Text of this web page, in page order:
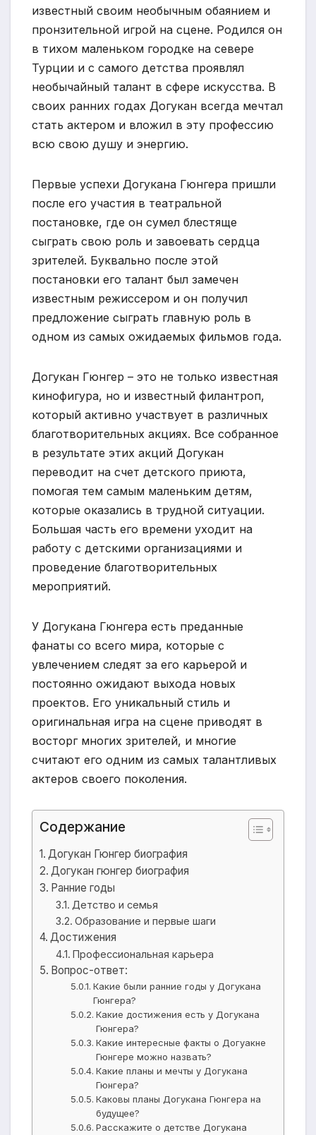
известный своим необычным обаянием и
пронзительной игрой на сцене. Родился он
в тихом маленьком городке на севере
Турции и с самого детства проявлял
необычайный талант в сфере искусства. В
своих ранних годах Догукан всегда мечтал
стать актером и вложил в эту профессию
всю свою душу и энергию.
Первые успехи Догукана Гюнгера пришли
после его участия в театральной
постановке, где он сумел блестяще
сыграть свою роль и завоевать сердца
зрителей. Буквально после этой
постановки его талант был замечен
известным режиссером и он получил
предложение сыграть главную роль в
одном из самых ожидаемых фильмов года.
Догукан Гюнгер – это не только известная
кинофигура, но и известный филантроп,
который активно участвует в различных
благотворительных акциях. Все собранное
в результате этих акций Догукан
переводит на счет детского приюта,
помогая тем самым маленьким детям,
которые оказались в трудной ситуации.
Большая часть его времени уходит на
работу с детскими организациями и
проведение благотворительных
мероприятий.
У Догукана Гюнгера есть преданные
фанаты со всего мира, которые с
увлечением следят за его карьерой и
постоянно ожидают выхода новых
проектов. Его уникальный стиль и
оригинальная игра на сцене приводят в
восторг многих зрителей, и многие
считают его одним из самых талантливых
актеров своего поколения.
Содержание
Догукан Гюнгер биография
Догукан гюнгер биография
Ранние годы
Детство и семья
Образование и первые шаги
Достижения
Профессиональная карьера
Вопрос-ответ:
Какие были ранние годы у Догукана
Гюнгера?
Какие достижения есть у Догукана
Гюнгера?
Какие интересные факты о Догуакне
Гюнгере можно назвать?
Какие планы и мечты у Догукана
Гюнгера?
Каковы планы Догукана Гюнгера на
будущее?
Расскажите о детстве Догукана